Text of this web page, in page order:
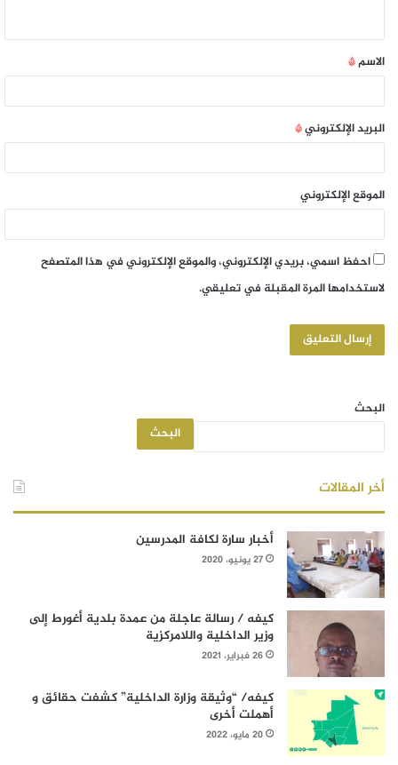
الاسم*
البريد الإلكتروني*
الموقع الإلكتروني
احفظ اسمي، بريدي الإلكتروني، والموقع الإلكتروني في هذا المتصفح
لاستخدامها المرة المقبلة في تعليقي.
البحث
البحث
أخر المقالات
أخبار سارة لكافة المدرسين
27 يونيو، 2020
كيفه / رسالة عاجلة من عمدة بلدية أغورط إلى
وزير الداخلية واللامركزية
26 فبراير، 2021
كيفه/ “وثيقة وزارة الداخلية” كشفت حقائق و
أهملت أخرى
20 مايو، 2022